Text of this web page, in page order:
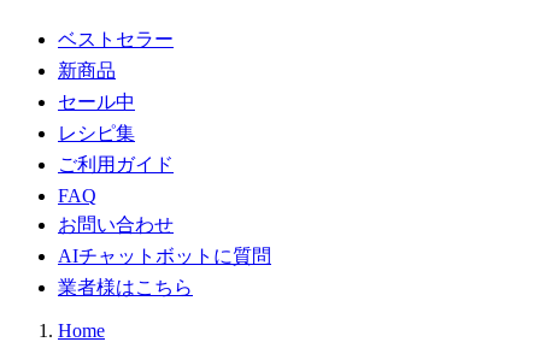
ベストセラー
新商品
セール中
レシピ集
ご利用ガイド
FAQ
お問い合わせ
AIチャットボットに質問
業者様はこちら
Home